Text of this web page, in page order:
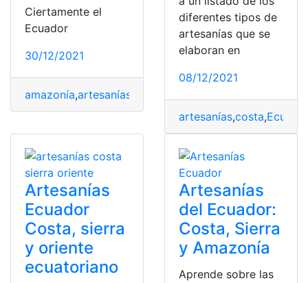
Ciertamente el
Ecuador
30/12/2021
amazonía,artesanías
diferentes tipos de
artesanías que se
elaboran en
08/12/2021
artesanías,costa,
Artesanías
Ecuador
Costa, sierra
y oriente
ecuatoriano
Artesanías
del Ecuador:
Costa, Sierra
y Amazonía
Aprende sobre las